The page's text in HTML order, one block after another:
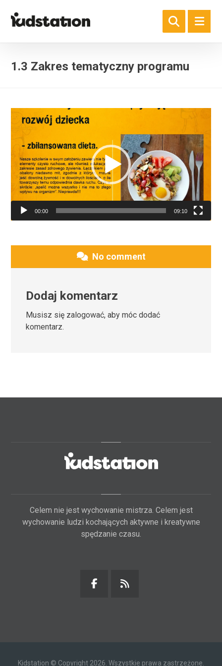
1.3 Zakres tematyczny programu
Odtwarzacz
video
00:00 09:10
No comment
Dodaj komentarz
Musisz się zalogować, aby móc dodać
komentarz.
Celem nie jest wychowanie mistrza. Celem jest
wychowanie ludzi kochających aktywne i kreatywne
spędzanie czasu.
Kidstation © Copyright 2026. Wszystkie prawa zastrzeżone.